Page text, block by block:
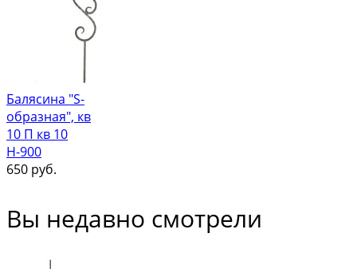
Балясина "S-
образная", кв
10 П кв 10
Н-900
650 руб.
Вы недавно смотрели